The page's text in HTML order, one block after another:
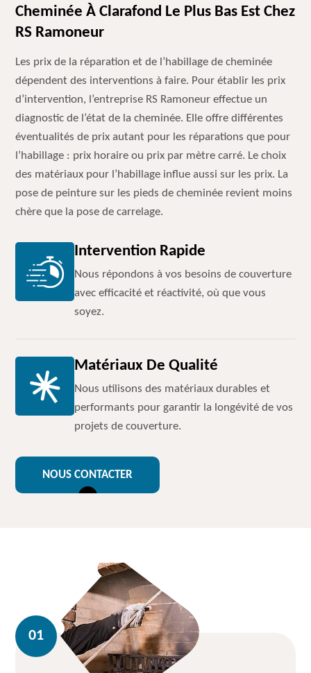
Cheminée À Clarafond Le Plus Bas Est Chez
RS Ramoneur
Les prix de la réparation et de l’habillage de cheminée
dépendent des interventions à faire. Pour établir les prix
d’intervention, l’entreprise RS Ramoneur effectue un
diagnostic de l’état de la cheminée. Elle offre différentes
éventualités de prix autant pour les réparations que pour
l’habillage : prix horaire ou prix par mètre carré. Le choix
des matériaux pour l’habillage influe aussi sur les prix. La
pose de peinture sur les pieds de cheminée revient moins
chère que la pose de carrelage.
Intervention Rapide
Nous répondons à vos besoins de couverture
avec efficacité et réactivité, où que vous
soyez.
Matériaux De Qualité
Nous utilisons des matériaux durables et
performants pour garantir la longévité de vos
projets de couverture.
NOUS CONTACTER